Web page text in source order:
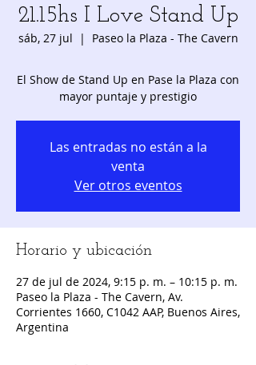
21.15hs I Love Stand Up
sáb, 27 jul
  |
Paseo la Plaza - The Cavern
El Show de Stand Up en Pase la Plaza con
Las entradas no están a la
venta
Ver otros eventos
Horario y ubicación
27 de jul de 2024, 9:15 p. m. – 10:15 p. m.
Paseo la Plaza - The Cavern, Av.
Corrientes 1660, C1042 AAP, Buenos Aires,
Argentina